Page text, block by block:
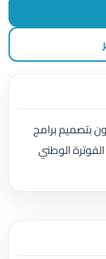
بتصميم برامج
الوطني